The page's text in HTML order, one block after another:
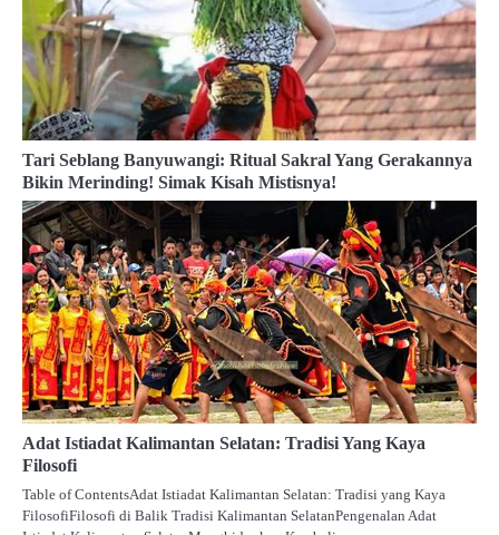
Tari Seblang Banyuwangi: Ritual Sakral Yang Gerakannya
Bikin Merinding! Simak Kisah Mistisnya!
Adat Istiadat Kalimantan Selatan: Tradisi Yang Kaya
Filosofi
Table of ContentsAdat Istiadat Kalimantan Selatan: Tradisi yang Kaya
FilosofiFilosofi di Balik Tradisi Kalimantan SelatanPengenalan Adat